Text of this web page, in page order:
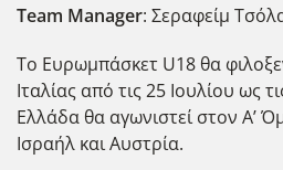
Team Manager: Σεραφείμ
Το Ευρωμπάσκετ U18 θα
Ιταλίας από τις 25 Ιουλίου ως
Ελλάδα θα αγωνιστεί στον Α’
Ισραήλ και Αυστρία.